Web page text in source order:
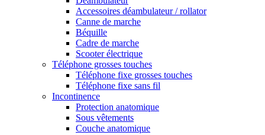
Accessoires déambulateur / rollator
Canne de marche
Béquille
Cadre de marche
Scooter électrique
Téléphone grosses touches
Téléphone fixe grosses touches
Téléphone fixe sans fil
Incontinence
Protection anatomique
Sous vêtements
Couche anatomique